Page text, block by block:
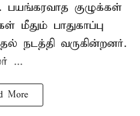
பயங்கரவாத குழுக்கள்
பாதுகாப்பு
நடத்தி வருகின்றனர்.
...
More